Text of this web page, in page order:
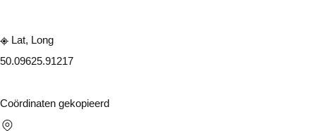
Lat, Long
50.09625.91217
Coördinaten gekopieerd